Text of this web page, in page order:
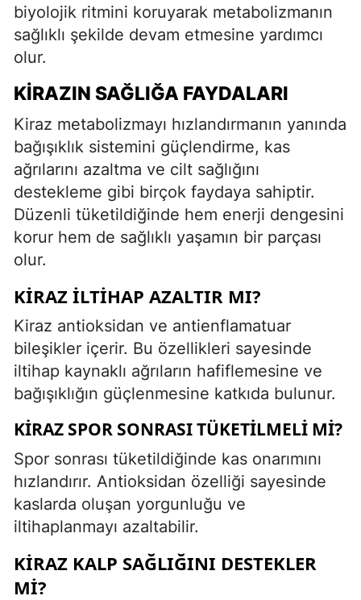
biyolojik ritmini koruyarak metabolizmanın
sağlıklı şekilde devam etmesine yardımcı
olur.
KIRAZIN SAĞLIĞA FAYDALARI
Kiraz metabolizmayı hızlandırmanın yanında
bağışıklık sistemini güçlendirme, kas
ağrılarını azaltma ve cilt sağlığını
destekleme gibi birçok faydaya sahiptir.
Düzenli tüketildiğinde hem enerji dengesini
korur hem de sağlıklı yaşamın bir parçası
olur.
KIRAZ İLTIHAP AZALTIR MI?
Kiraz antioksidan ve antienflamatuar
bileşikler içerir. Bu özellikleri sayesinde
iltihap kaynaklı ağrıların hafiflemesine ve
bağışıklığın güçlenmesine katkıda bulunur.
KIRAZ SPOR SONRASI TÜKETILMELI MI?
Spor sonrası tüketildiğinde kas onarımını
hızlandırır. Antioksidan özelliği sayesinde
kaslarda oluşan yorgunluğu ve
iltihaplanmayı azaltabilir.
KIRAZ KALP SAĞLIĞINI DESTEKLER
MI?